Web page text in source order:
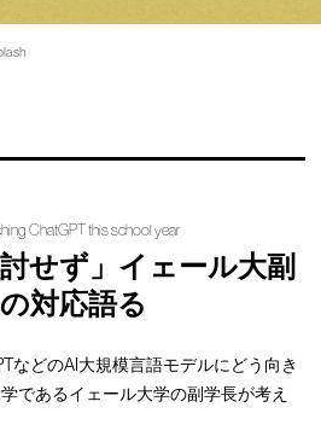
ChatGPT this school year
せず」イェール大副
対応語る
などのAI大規模言語モデルにどう向き
であるイェール大学の副学長が考え